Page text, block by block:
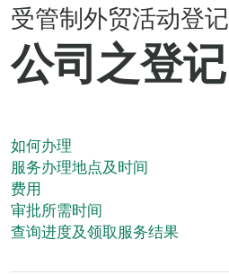
受管制外贸活动登记
公司之登记
如何办理
服务办理地点及时间
费用
审批所需时间
查询进度及领取服务结果